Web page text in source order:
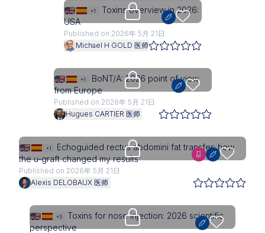
Upgrade needed
+1
Toxins overview in 2026:
USA
Published on 2026年 5月 21日
Michael H GOLD 医师
Upgrade needed
+1
BoNT/A: 2026 point of view
from Europe
Published on 2026年 5月 21日
Hugues CARTIER 医师
Upgrade needed
+1
Echoguided rectus abdomini fat transfer: how
the u-graft changed my results
Published on 2026年 5月 21日
Alexis DELOBAUX 医师
Upgrade needed
+5
Toxins for nose injection: 2026 scientific
perspective